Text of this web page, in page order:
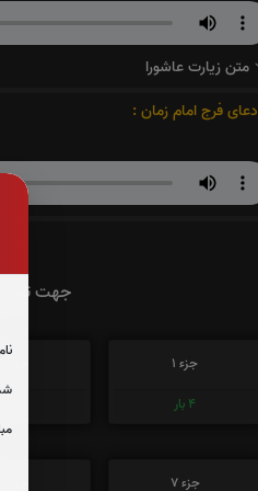
متن زیارت عاشورا
دعای فرج امام زمان :
جهت
جزء 1
4 بار
جزء 7